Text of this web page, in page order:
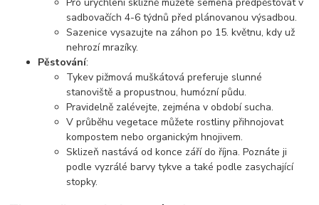
Pro urychlení sklizně můžete semena předpěstovat v
sadbovačích 4-6 týdnů před plánovanou výsadbou.
Sazenice vysazujte na záhon po 15. květnu, kdy už
nehrozí mrazíky.
Pěstování:
Tykev pižmová muškátová preferuje slunné
stanoviště a propustnou, humózní půdu.
Pravidelně zalévejte, zejména v období sucha.
V průběhu vegetace můžete rostliny přihnojovat
kompostem nebo organickým hnojivem.
Sklizeň nastává od konce září do října. Poznáte ji
podle vyzrálé barvy tykve a také podle zasychající
stopky.